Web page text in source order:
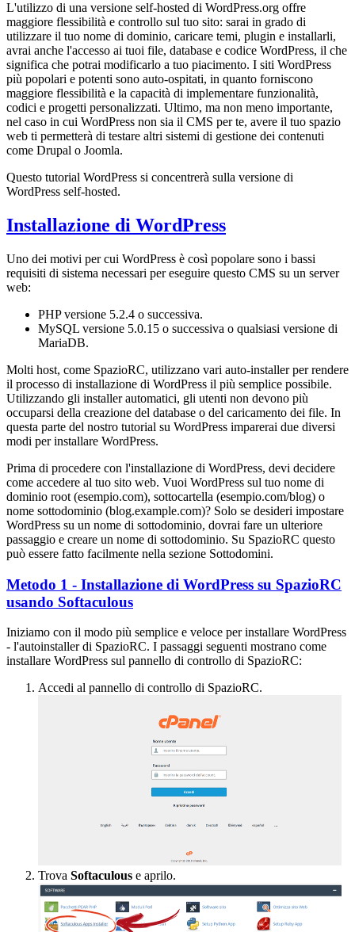
L'utilizzo di una versione self-hosted di WordPress.org offre
maggiore flessibilità e controllo sul tuo sito: sarai in grado di
utilizzare il tuo nome di dominio, caricare temi, plugin e installarli,
avrai anche l'accesso ai tuoi file, database e codice WordPress, il che
significa che potrai modificarlo a tuo piacimento. I siti WordPress
più popolari e potenti sono auto-ospitati, in quanto forniscono
maggiore flessibilità e la capacità di implementare funzionalità,
codici e progetti personalizzati. Ultimo, ma non meno importante,
nel caso in cui WordPress non sia il CMS per te, avere il tuo spazio
web ti permetterà di testare altri sistemi di gestione dei contenuti
come Drupal o Joomla.
Questo tutorial WordPress si concentrerà sulla versione di
WordPress self-hosted.
Installazione di WordPress
Uno dei motivi per cui WordPress è così popolare sono i bassi
requisiti di sistema necessari per eseguire questo CMS su un server
web:
PHP versione 5.2.4 o successiva.
MySQL versione 5.0.15 o successiva o qualsiasi versione di
MariaDB.
Molti host, come SpazioRC, utilizzano vari auto-installer per rendere
il processo di installazione di WordPress il più semplice possibile.
Utilizzando gli installer automatici, gli utenti non devono più
occuparsi della creazione del database o del caricamento dei file. In
questa parte del nostro tutorial su WordPress imparerai due diversi
modi per installare WordPress.
Prima di procedere con l'installazione di WordPress, devi decidere
come accedere al tuo sito web. Vuoi WordPress sul tuo nome di
dominio root (esempio.com), sottocartella (esempio.com/blog) o
nome sottodominio (blog.example.com)? Solo se desideri impostare
WordPress su un nome di sottodominio, dovrai fare un ulteriore
passaggio e creare un nome di sottodominio. Su SpazioRC questo
può essere fatto facilmente nella sezione Sottodomini.
Metodo 1 - Installazione di WordPress su SpazioRC
usando Softaculous
Iniziamo con il modo più semplice e veloce per installare WordPress
- l'autoinstaller di SpazioRC. I passaggi seguenti mostrano come
installare WordPress sul pannello di controllo di SpazioRC:
Accedi al pannello di controllo di SpazioRC.
Trova Softaculous e aprilo.